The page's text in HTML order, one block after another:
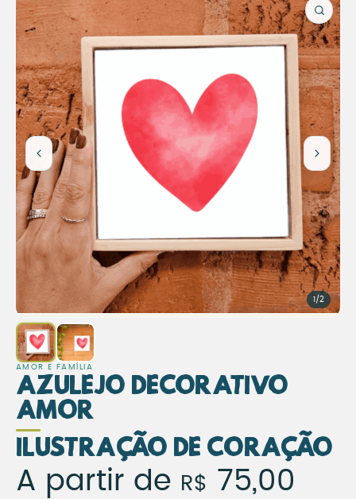
1/2
AMOR E FAMÍLIA
Azulejo Decorativo
Amor
Ilustração de Coração
Azulejo Decorativo
A partir de R$ 75,00